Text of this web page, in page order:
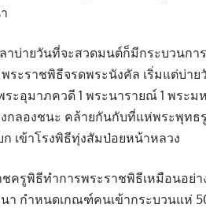
าบ่ายวันที่จะสวดมนต์ก็มีกระบวนก
ระราชพิธีจรดพระนังคัล เริ่มแต่บ่
ระอุมาภควดี 1 พระนารายณ์ 1 พระ
กลองชนะ คล้ายกันกับที่แห่พระพุทธ
เข้าโรงพิธีทุ่งสัมป่อยหน้าหลวง
ครูพิธีทำการพระราชพิธีเหมือนอย่
า กำหนดเกณฑ์คนเข้ากระบวนแห่